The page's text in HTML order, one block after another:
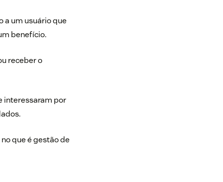
a um usuário que
benefício.
receber o
interessaram por
que é gestão de